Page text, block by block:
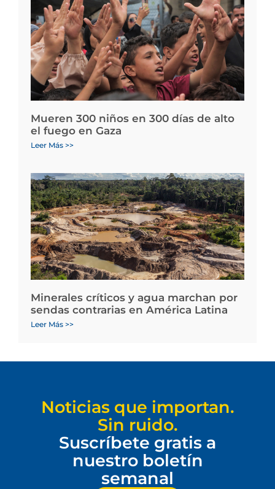
Mueren 300 niños en 300 días de alto
el fuego en Gaza
Leer Más >>
Minerales críticos y agua marchan por
sendas contrarias en América Latina
Leer Más >>
Noticias que importan.
Sin ruido.
Suscríbete gratis a
nuestro boletín
semanal